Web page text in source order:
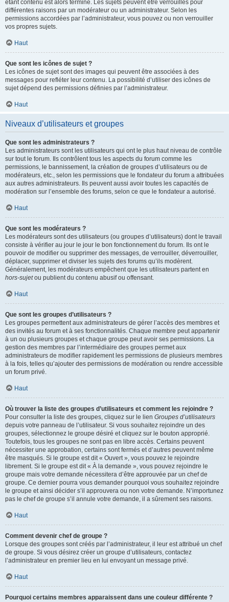
étant contenu est alors terminé. Les sujets peuvent être verrouillés pour
différentes raisons par un modérateur ou un administrateur. Selon les
permissions accordées par l’administrateur, vous pouvez ou non verrouiller
vos propres sujets.
Haut
Que sont les icônes de sujet ?
Les icônes de sujet sont des images qui peuvent être associées à des
messages pour refléter leur contenu. La possibilité d’utiliser des icônes de
sujet dépend des permissions définies par l’administrateur.
Haut
Niveaux d’utilisateurs et groupes
Que sont les administrateurs ?
Les administrateurs sont les utilisateurs qui ont le plus haut niveau de contrôle
sur tout le forum. Ils contrôlent tous les aspects du forum comme les
permissions, le bannissement, la création de groupes d’utilisateurs ou de
modérateurs, etc., selon les permissions que le fondateur du forum a attribuées
aux autres administrateurs. Ils peuvent aussi avoir toutes les capacités de
modération sur l’ensemble des forums, selon ce que le fondateur a autorisé.
Haut
Que sont les modérateurs ?
Les modérateurs sont des utilisateurs (ou groupes d’utilisateurs) dont le travail
consiste à vérifier au jour le jour le bon fonctionnement du forum. Ils ont le
pouvoir de modifier ou supprimer des messages, de verrouiller, déverrouiller,
déplacer, supprimer et diviser les sujets des forums qu’ils modèrent.
Généralement, les modérateurs empêchent que les utilisateurs partent en
hors-sujetou publient du contenu abusif ou offensant.
Haut
Que sont les groupes d’utilisateurs ?
Les groupes permettent aux administrateurs de gérer l’accès des membres et
des invités au forum et à ses fonctionnalités. Chaque membre peut appartenir
à un ou plusieurs groupes et chaque groupe peut avoir ses permissions. La
gestion des membres par l’intermédiaire des groupes permet aux
administrateurs de modifier rapidement les permissions de plusieurs membres
à la fois, telles qu’ajouter des permissions de modération ou rendre accessible
un forum privé.
Haut
Où trouver la liste des groupes d’utilisateurs et comment les rejoindre ?
Pour consulter la liste des groupes, cliquez sur le lien Groupes d’utilisateurs
depuis votre panneau de l’utilisateur. Si vous souhaitez rejoindre un des
groupes, sélectionnez le groupe désiré et cliquez sur le bouton approprié.
Toutefois, tous les groupes ne sont pas en libre accès. Certains peuvent
nécessiter une approbation, certains sont fermés et d’autres peuvent même
être masqués. Si le groupe est dit « Ouvert », vous pouvez le rejoindre
librement. Si le groupe est dit « À la demande », vous pouvez rejoindre le
groupe mais votre demande nécessitera d’être approuvée par un chef de
groupe. Ce dernier pourra vous demander pourquoi vous souhaitez rejoindre
le groupe et ainsi décider s’il approuvera ou non votre demande. N’importunez
pas le chef de groupe s’il annule votre demande, il a sûrement ses raisons.
Haut
Comment devenir chef de groupe ?
Lorsque des groupes sont créés par l’administrateur, il leur est attribué un chef
de groupe. Si vous désirez créer un groupe d’utilisateurs, contactez
l’administrateur en premier lieu en lui envoyant un message privé.
Haut
Pourquoi certains membres apparaissent dans une couleur différente ?